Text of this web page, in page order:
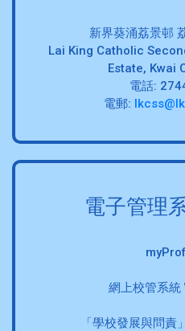
新界葵涌荔景邨
Lai King Catholic
Estate, Kwai
電話:
電郵:
電子管理
網上校管系統
「學校發展與問責